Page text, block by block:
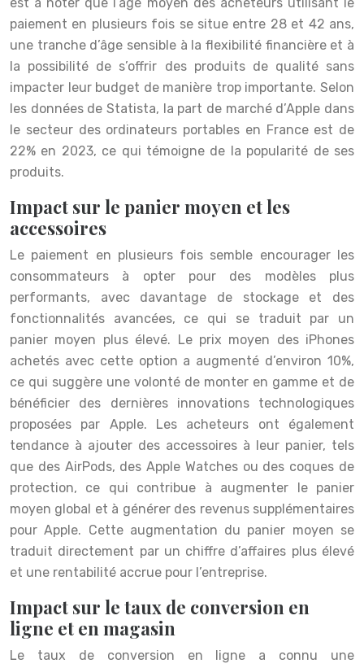
paiement en plusieurs fois se situe entre 28 et 42 ans,
une tranche d’âge sensible à la flexibilité financière et à
la possibilité de s’offrir des produits de qualité sans
impacter leur budget de manière trop importante. Selon
les données de Statista, la part de marché d’Apple dans
le secteur des ordinateurs portables en France est de
22% en 2023, ce qui témoigne de la popularité de ses
produits.
Impact sur le panier moyen et les
accessoires
Le paiement en plusieurs fois semble encourager les
consommateurs à opter pour des modèles plus
performants, avec davantage de stockage et des
fonctionnalités avancées, ce qui se traduit par un
panier moyen plus élevé. Le prix moyen des iPhones
achetés avec cette option a augmenté d’environ 10%,
ce qui suggère une volonté de monter en gamme et de
bénéficier des dernières innovations technologiques
proposées par Apple. Les acheteurs ont également
tendance à ajouter des accessoires à leur panier, tels
que des AirPods, des Apple Watches ou des coques de
protection, ce qui contribue à augmenter le panier
moyen global et à générer des revenus supplémentaires
pour Apple. Cette augmentation du panier moyen se
traduit directement par un chiffre d’affaires plus élevé
et une rentabilité accrue pour l’entreprise.
Impact sur le taux de conversion en
ligne et en magasin
Le taux de conversion en ligne a connu une